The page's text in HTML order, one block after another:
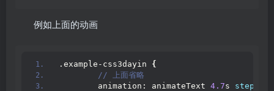
例如上面的动画
.example-css3dayin {
// 上面省略
        animation: animateText
4.7s steps